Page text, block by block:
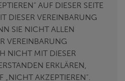
AUF DIESER SEITE
DIESER VEREINBARUNG
SIE NICHT ALLEN
VEREINBARUNG
NICHT MIT DIESER
ERKLÄREN,
„NICHT AKZEPTIEREN“.